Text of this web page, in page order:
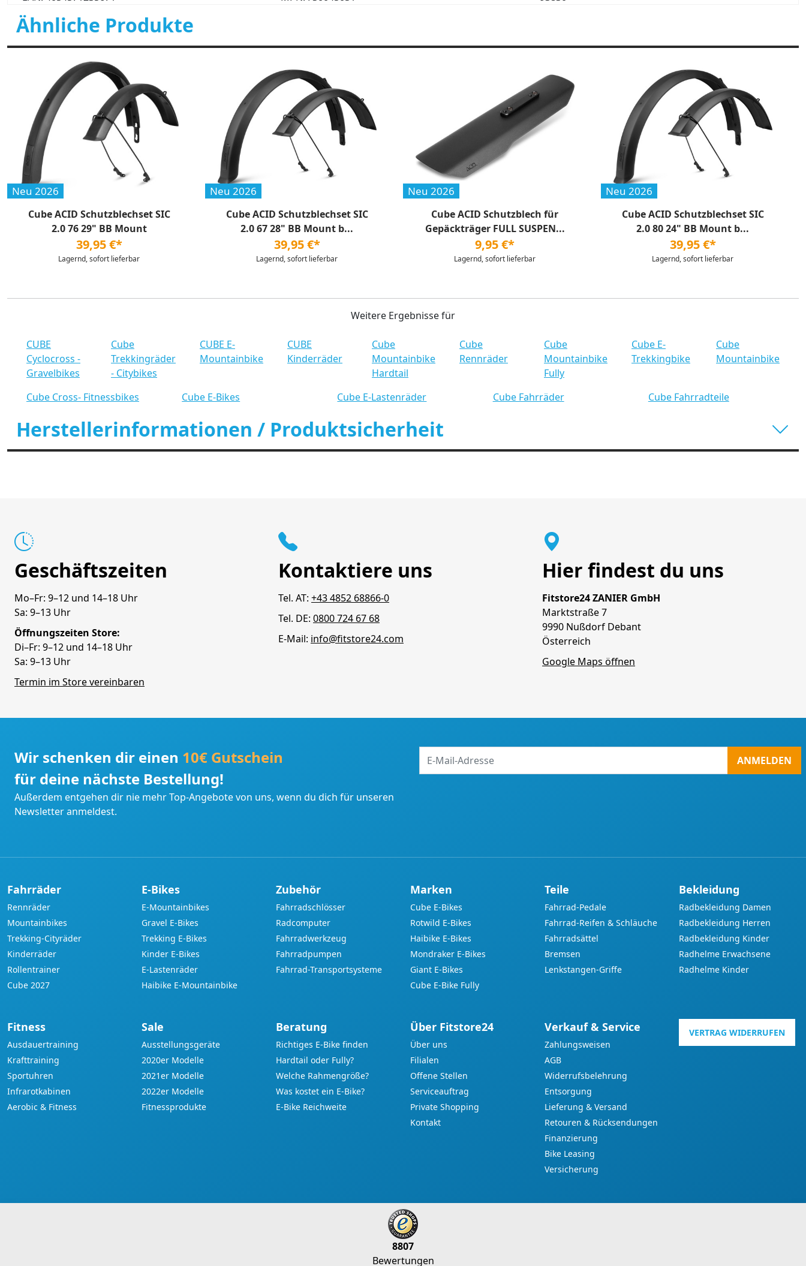
Ähnliche Produkte
Neu 2026
Cube ACID Schutzblechset SIC
2.0 76 29" BB Mount
39,95 €*
Lagernd, sofort lieferbar
Neu 2026
Cube ACID Schutzblechset SIC
2.0 67 28" BB Mount b...
39,95 €*
Lagernd, sofort lieferbar
Neu 2026
Cube ACID Schutzblech für
Gepäckträger FULL SUSPEN...
9,95 €*
Lagernd, sofort lieferbar
Neu 2026
Cube ACID Schutzblechset SIC
2.0 80 24" BB Mount b...
39,95 €*
Lagernd, sofort lieferbar
Weitere Ergebnisse für
CUBE
Cyclocross -
Gravelbikes
Cube
Trekkingräder
- Citybikes
CUBE E-
Mountainbike
CUBE
Kinderräder
Cube
Mountainbike
Hardtail
Cube
Rennräder
Cube
Mountainbike
Fully
Cube E-
Trekkingbike
Cube
Mountainbike
Cube Cross- Fitnessbikes Cube E-Bikes Cube E-Lastenräder Cube Fahrräder Cube Fahrradteile
Herstellerinformationen / Produktsicherheit
Geschäftszeiten
Mo–Fr: 9–12 und 14–18 Uhr
Sa: 9–13 Uhr
Öffnungszeiten Store:
Di–Fr: 9–12 und 14–18 Uhr
Sa: 9–13 Uhr
Termin im Store vereinbaren
Kontaktiere uns
Tel. AT: +43 4852 68866-0
Tel. DE: 0800 724 67 68
E-Mail: info@fitstore24.com
Hier findest du uns
Fitstore24 ZANIER GmbH
Marktstraße 7
9990 Nußdorf Debant
Österreich
Google Maps öffnen
Wir schenken dir einen 10€ Gutschein
für deine nächste Bestellung!
Außerdem entgehen dir nie mehr Top-Angebote von uns, wenn du dich für unseren
Newsletter anmeldest.
Mail-
ANMELDEN
Fahrräder
Rennräder
Mountainbikes
Trekking-Cityräder
Kinderräder
Rollentrainer
Cube 2027
E-Bikes
E-Mountainbikes
Gravel E-Bikes
Trekking E-Bikes
Kinder E-Bikes
E-Lastenräder
Haibike E-Mountainbike
Zubehör
Fahrradschlösser
Radcomputer
Fahrradwerkzeug
Fahrradpumpen
Fahrrad-Transportsysteme
Marken
Cube E-Bikes
Rotwild E-Bikes
Haibike E-Bikes
Mondraker E-Bikes
Giant E-Bikes
Cube E-Bike Fully
Teile
Fahrrad-Pedale
Fahrrad-Reifen & Schläuche
Fahrradsättel
Bremsen
Lenkstangen-Griffe
Bekleidung
Radbekleidung Damen
Radbekleidung Herren
Radbekleidung Kinder
Radhelme Erwachsene
Radhelme Kinder
Fitness
Ausdauertraining
Krafttraining
Sportuhren
Infrarotkabinen
Aerobic & Fitness
Sale
Ausstellungsgeräte
2020er Modelle
2021er Modelle
2022er Modelle
Fitnessprodukte
Beratung
Richtiges E-Bike finden
Hardtail oder Fully?
Welche Rahmengröße?
Was kostet ein E-Bike?
E-Bike Reichweite
Über Fitstore24
Über uns
Filialen
Offene Stellen
Serviceauftrag
Private Shopping
Kontakt
Verkauf & Service
Zahlungsweisen
AGB
Widerrufsbelehrung
Entsorgung
Lieferung & Versand
Retouren & Rücksendungen
Finanzierung
Bike Leasing
Versicherung
VERTRAG WIDERRUFEN
8807
Bewertungen